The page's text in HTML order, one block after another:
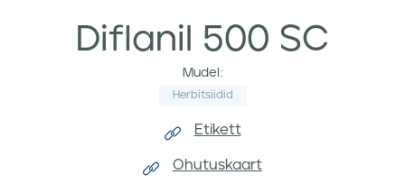
Diflanil 500 SC
Mudel:
Herbitsiidid
Etikett
Ohutuskaart